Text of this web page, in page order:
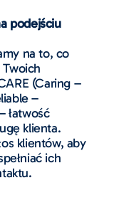
podejściu
na to, co
(Caring –
–
łatwość
klienta.
klientów, aby
ich